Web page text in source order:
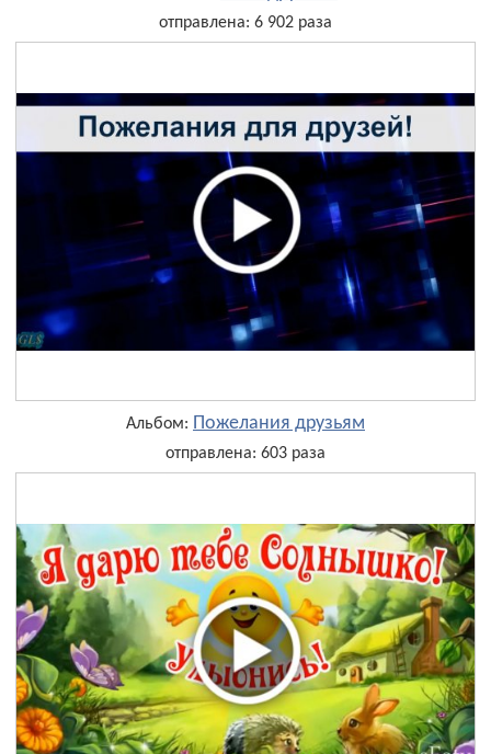
отправлена: 6 902 раза
Альбом: Пожелания друзьям
отправлена: 603 раза